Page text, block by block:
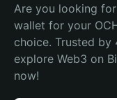
Are you looking
wallet for your
choice. Trusted by
explore Web3 on
now!